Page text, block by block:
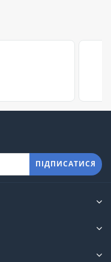
ПІДПИСАТИСЯ